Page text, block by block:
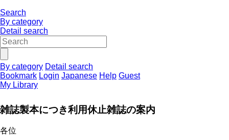
Search
By category
Detail search
By category Detail search
Bookmark Login Japanese Help Guest
My Library
雑誌製本につき利用休止雑誌の案内
各位